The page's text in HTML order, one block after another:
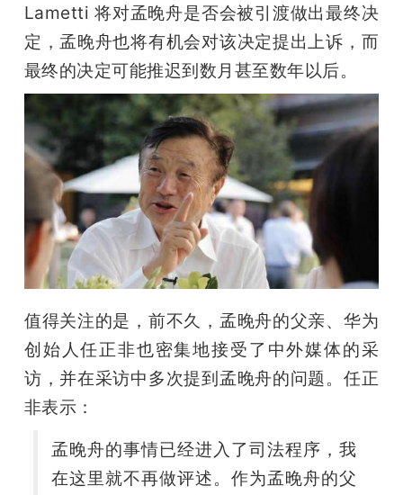
Lametti 将对孟晚舟是否会被引渡做出最终决
定，孟晚舟也将有机会对该决定提出上诉，而
最终的决定可能推迟到数月甚至数年以后。
值得关注的是，前不久，孟晚舟的父亲、华为
创始人任正非也密集地接受了中外媒体的采
访，并在采访中多次提到孟晚舟的问题。任正
非表示：
孟晚舟的事情已经进入了司法程序，我
在这里就不再做评述。作为孟晚舟的父